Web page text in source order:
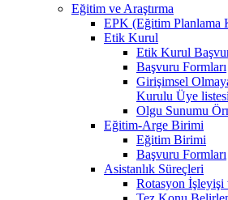
Eğitim ve Araştırma
EPK (Eğitim Planlama
Etik Kurul
Etik Kurul
Başvuru Formları
Girişimsel
Kurulu Üye listesi
Olgu Sunumu
Eğitim-Arge Birimi
Eğitim Birimi
Başvuru Formları
Asistanlık Süreçleri
Rotasyon